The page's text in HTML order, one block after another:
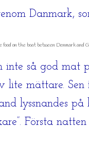
Danmark,
food on the boat between Denmark and
inte så god mat
lite mättare.
lyssnandes på
Första